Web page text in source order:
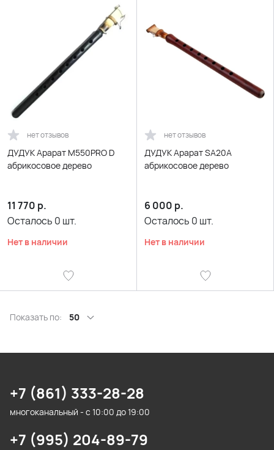
нет отзывов
ДУДУК Арарат M550PRO D
абрикосовое дерево
11 770 р.
Осталось 0 шт.
Нет в наличии
нет отзывов
ДУДУК Арарат SA20A
абрикосовое дерево
6 000 р.
Осталось 0 шт.
Нет в наличии
Показать по: 50
+7 (861) 333-28-28
многоканальный - с 10:00 до 19:00
+7 (995) 204-89-79